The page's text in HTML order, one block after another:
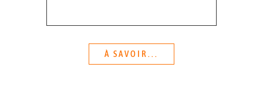
À SAVOIR...